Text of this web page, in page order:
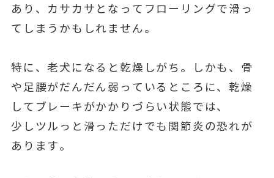
あり、カサカサとなってフローリングで滑っ
てしまうかもしれません。
特に、老犬になると乾燥しがち。しかも、骨
や足腰がだんだん弱っているところに、乾燥
してブレーキがかかりづらい状態では、
少しツルっと滑っただけでも関節炎の恐れが
あります。